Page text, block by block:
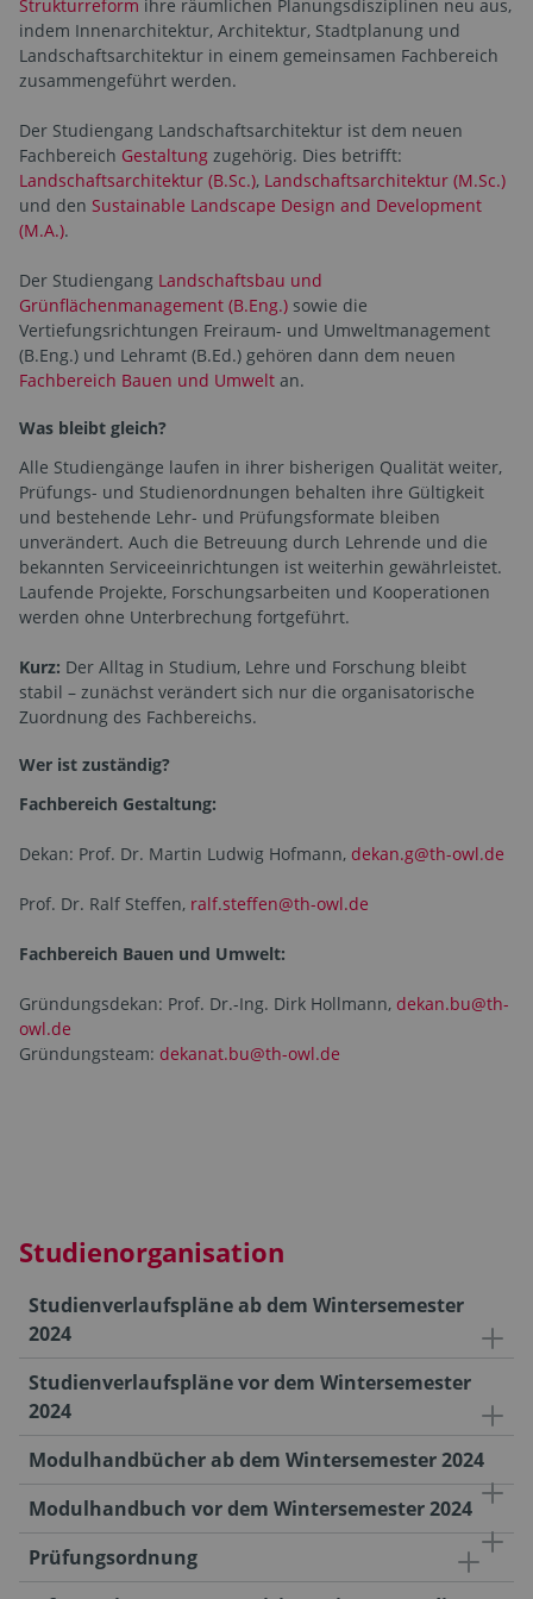
Strukturreform ihre räumlichen Planungsdisziplinen neu aus,
indem Innenarchitektur, Architektur, Stadtplanung und
Landschaftsarchitektur in einem gemeinsamen Fachbereich
zusammengeführt werden.
Der Studiengang Landschaftsarchitektur ist dem neuen
Fachbereich Gestaltung zugehörig. Dies betrifft:
Landschaftsarchitektur (B.Sc.), Landschaftsarchitektur (M.Sc.)
und den Sustainable Landscape Design and Development
(M.A.).
Der Studiengang Landschaftsbau und
Grünflächenmanagement (B.Eng.) sowie die
Vertiefungsrichtungen Freiraum- und Umweltmanagement
(B.Eng.) und Lehramt (B.Ed.) gehören dann dem neuen
Fachbereich Bauen und Umwelt an.
Was bleibt gleich?
Alle Studiengänge laufen in ihrer bisherigen Qualität weiter,
Prüfungs- und Studienordnungen behalten ihre Gültigkeit
und bestehende Lehr- und Prüfungsformate bleiben
unverändert. Auch die Betreuung durch Lehrende und die
bekannten Serviceeinrichtungen ist weiterhin gewährleistet.
Laufende Projekte, Forschungsarbeiten und Kooperationen
werden ohne Unterbrechung fortgeführt.
Kurz: Der Alltag in Studium, Lehre und Forschung bleibt
stabil – zunächst verändert sich nur die organisatorische
Zuordnung des Fachbereichs.
Wer ist zuständig?
Fachbereich Gestaltung:
Dekan: Prof. Dr. Martin Ludwig Hofmann, dekan.g@th-owl.de
Prof. Dr. Ralf Steffen, ralf.steffen@th-owl.de
Fachbereich Bauen und Umwelt:
Gründungsdekan: Prof. Dr.-Ing. Dirk Hollmann, dekan.bu@th-
owl.de
Gründungsteam: dekanat.bu@th-owl.de
Studienorganisation
Studienverlaufspläne ab dem Wintersemester
2024
Studienverlaufspläne vor dem Wintersemester
2024
Modulhandbücher ab dem Wintersemester 2024
Modulhandbuch vor dem Wintersemester 2024
Prüfungsordnung